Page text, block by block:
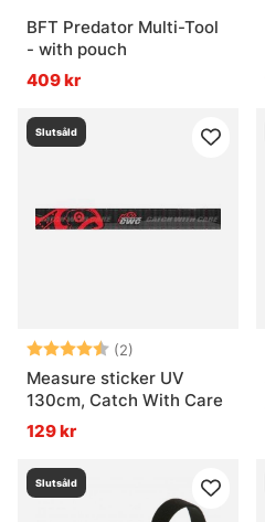
BFT Predator Multi-Tool
- with pouch
409 kr
Slutsåld
Betyg: (2)
4.5 utav 5
Measure sticker UV
130cm, Catch With Care
129 kr
Slutsåld